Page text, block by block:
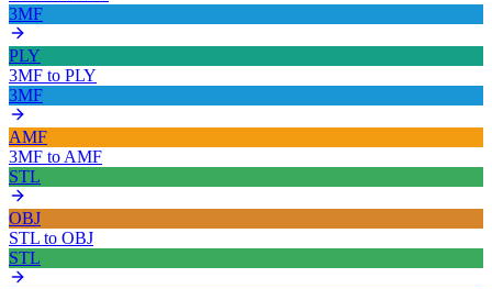
3MF
PLY
3MF to PLY
3MF
AMF
3MF to AMF
STL
OBJ
STL to OBJ
STL